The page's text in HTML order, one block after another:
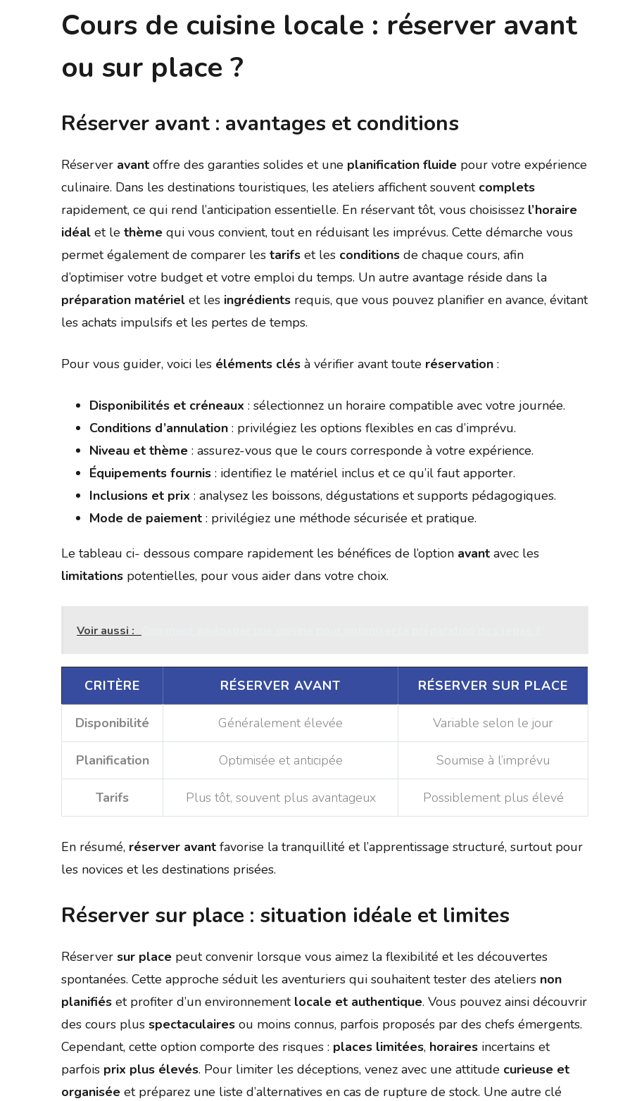
Cours de cuisine locale : réserver avant
ou sur place ?
Réserver avant : avantages et conditions
Réserver avant offre des garanties solides et une planification fluide pour votre expérience
culinaire. Dans les destinations touristiques, les ateliers affichent souvent complets
rapidement, ce qui rend l’anticipation essentielle. En réservant tôt, vous choisissez l’horaire
idéal et le thème qui vous convient, tout en réduisant les imprévus. Cette démarche vous
permet également de comparer les tarifs et les conditions de chaque cours, afin
d’optimiser votre budget et votre emploi du temps. Un autre avantage réside dans la
préparation matériel et les ingrédients requis, que vous pouvez planifier en avance, évitant
les achats impulsifs et les pertes de temps.
Pour vous guider, voici les éléments clés à vérifier avant toute réservation :
Disponibilités et créneaux : sélectionnez un horaire compatible avec votre journée.
Conditions d’annulation : privilégiez les options flexibles en cas d’imprévu.
Niveau et thème : assurez-vous que le cours corresponde à votre expérience.
Équipements fournis : identifiez le matériel inclus et ce qu’il faut apporter.
Inclusions et prix : analysez les boissons, dégustations et supports pédagogiques.
Mode de paiement : privilégiez une méthode sécurisée et pratique.
Le tableau ci- dessous compare rapidement les bénéfices de l’option avant avec les
limitations potentielles, pour vous aider dans votre choix.
Voir aussi :
CRITÈRE RÉSERVER AVANT RÉSERVER SUR PLACE
Disponibilité Généralement élevée Variable selon le jour
Planification Optimisée et anticipée Soumise à l’imprévu
Tarifs Plus tôt, souvent plus avantageux Possiblement plus élevé
En résumé, réserver avant favorise la tranquillité et l’apprentissage structuré, surtout pour
les novices et les destinations prisées.
Réserver sur place : situation idéale et limites
Réserver sur place peut convenir lorsque vous aimez la flexibilité et les découvertes
spontanées. Cette approche séduit les aventuriers qui souhaitent tester des ateliers non
planifiés et profiter d’un environnement locale et authentique. Vous pouvez ainsi découvrir
des cours plus spectaculaires ou moins connus, parfois proposés par des chefs émergents.
Cependant, cette option comporte des risques : places limitées, horaires incertains et
parfois prix plus élevés. Pour limiter les déceptions, venez avec une attitude curieuse et
organisée et préparez une liste d’alternatives en cas de rupture de stock. Une autre clé